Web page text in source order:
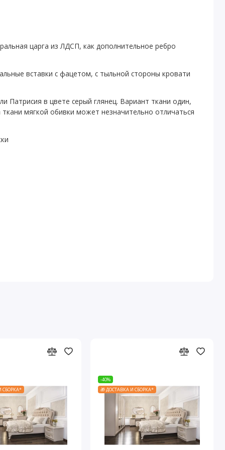
царга из ЛДСП, как дополнительное ребро
вставки с фацетом, с тыльной стороны кровати
Патрисия в цвете серый глянец. Вариант ткани один,
мягкой обивки может незначительно отличаться
СБОРКА*
-40%
🎁 ДОСТАВКА И СБОРКА*